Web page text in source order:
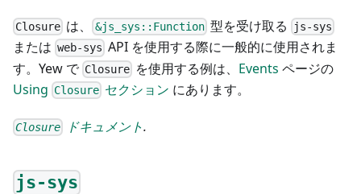
Closure は、 &js_sys::Function型を受け取る js-sys
または web-sys API を使用する際に一般的に使用されま
す。Yew で Closure を使用する例は、 Events ページの
Using Closure セクション にあります。
Closure ドキュメント.
js-sys